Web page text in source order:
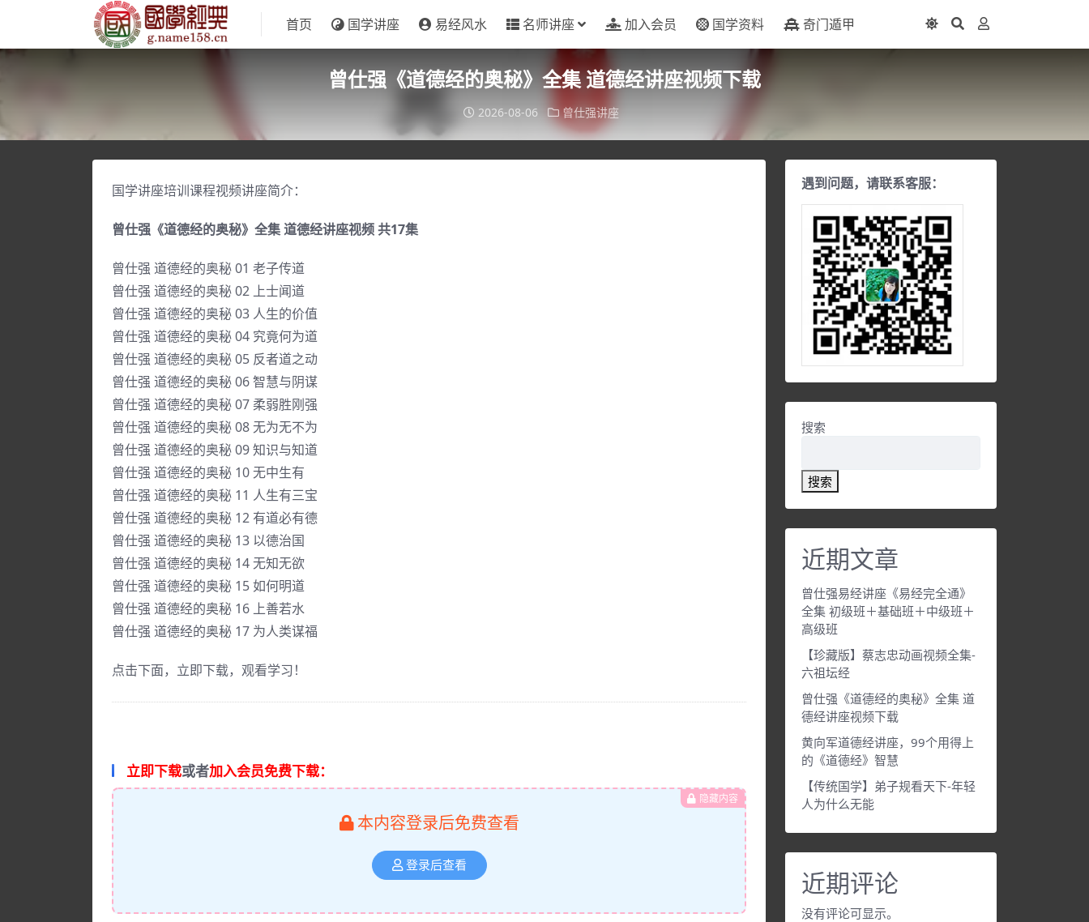
首页 国学讲座 易经风水 名师讲座 加入会员 国学资料 奇门遁甲
曾仕强《道德经的奥秘》全集 道德经讲座视频下载
2026-08-06 曾仕强讲座
国学讲座培训课程视频讲座简介：
曾仕强《道德经的奥秘》全集 道德经讲座视频共17集
曾仕强 道德经的奥秘 01 老子传道
曾仕强 道德经的奥秘 02 上士闻道
曾仕强 道德经的奥秘 03 人生的价值
曾仕强 道德经的奥秘 04 究竟何为道
曾仕强 道德经的奥秘 05 反者道之动
曾仕强 道德经的奥秘 06 智慧与阴谋
曾仕强 道德经的奥秘 07 柔弱胜刚强
曾仕强 道德经的奥秘 08 无为无不为
曾仕强 道德经的奥秘 09 知识与知道
曾仕强 道德经的奥秘 10 无中生有
曾仕强 道德经的奥秘 11 人生有三宝
曾仕强 道德经的奥秘 12 有道必有德
曾仕强 道德经的奥秘 13 以德治国
曾仕强 道德经的奥秘 14 无知无欲
曾仕强 道德经的奥秘 15 如何明道
曾仕强 道德经的奥秘 16 上善若水
曾仕强 道德经的奥秘 17 为人类谋福
点击下面，立即下载，观看学习！
立即下载或者加入会员免费下载：
隐藏内容
本内容登录后免费查看
登录后查看
遇到问题，请联系客服：
搜索
搜索
近期文章
曾仕强易经讲座《易经完全通》
全集 初级班＋基础班＋中级班＋
高级班
【珍藏版】蔡志忠动画视频全集-
六祖坛经
曾仕强《道德经的奥秘》全集 道
德经讲座视频下载
黄向军道德经讲座，99个用得上
的《道德经》智慧
【传统国学】弟子规看天下-年轻
人为什么无能
近期评论
没有评论可显示。